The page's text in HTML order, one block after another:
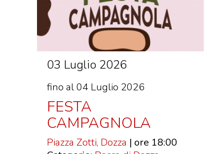
03 Luglio 2026
fino al 04 Luglio 2026
FESTA
CAMPAGNOLA
Piazza Zotti, Dozza | ore 18:00